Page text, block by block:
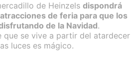
de Heinzels dispondrá
de feria para que los
de la Navidad.
que se vive a partir del atardecer
luces es mágico.